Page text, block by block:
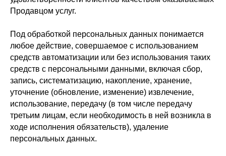
Продавцом услуг.
Под обработкой персональных данных понимается
любое действие, совершаемое с использованием
средств автоматизации или без использования таких
средств с персональными данными, включая сбор,
запись, систематизацию, накопление, хранение,
уточнение (обновление, изменение) извлечение,
использование, передачу (в том числе передачу
третьим лицам, если необходимость в ней возникла в
ходе исполнения обязательств), удаление
персональных данных.